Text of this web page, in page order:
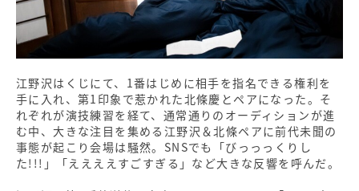
江野沢はくじにて、1番はじめに相手を指名できる権利を
手に入れ、第1印象で惹かれた北條慶とペアになった。そ
れぞれが演技練習を経て、通常通りのオーディションが進
む中、大きな注目を集める江野沢＆北條ペアに前代未聞の
事態が起こり会場は騒然。SNSでも「びっっっくりし
た!!!」「ええええすごすぎる」など大きな反響を呼んだ。